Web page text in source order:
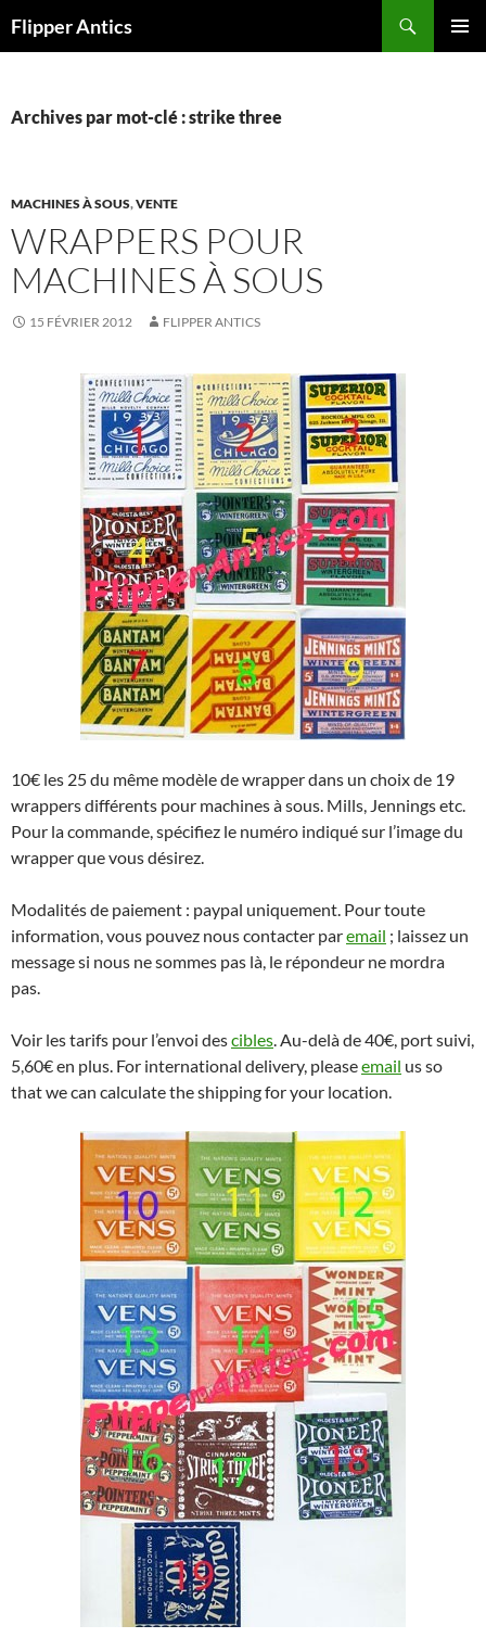
auFlipper Antics
Archives par mot-clé : strike three
MACHINES À SOUS,VENTE
WRAPPERS POUR
MACHINES À SOUS
15 FÉVRIER 2012 FLIPPER ANTICS
10€ les 25 du même modèle de wrapper dans un choix de 19
wrappers différents pour machines à sous. Mills, Jennings etc.
Pour la commande, spécifiez le numéro indiqué sur l’image du
wrapper que vous désirez.
Modalités de paiement : paypal uniquement. Pour toute
information, vous pouvez nous contacter paremail ; laissez un
message si nous ne sommes pas là, le répondeur ne mordra
pas.
Voir les tarifs pour l’envoi descibles. Au-delà de 40€, port suivi,
5,60€ en plus. For international delivery, pleaseemail us so
that we can calculate the shipping for your location.